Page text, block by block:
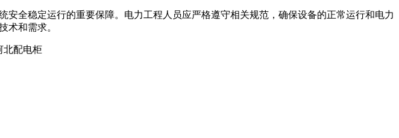
全稳定运行的重要保障。电力工程人员应严格遵守相关规范，确保设备的正常运行和电力
术和需求。